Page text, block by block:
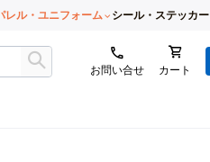
レル・ユニフォーム シール・ステッカー
お問い合せ カート